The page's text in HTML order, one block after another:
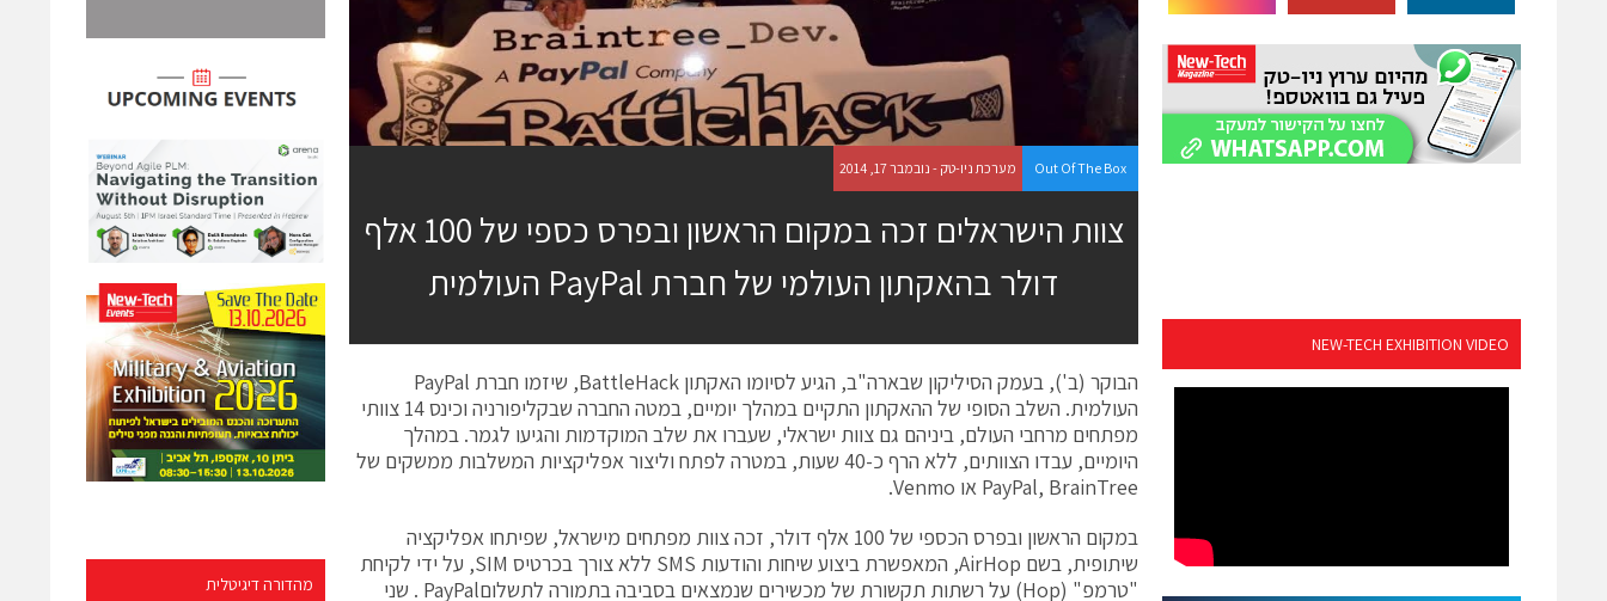
מהדורה דיגיטלית
Out Of The Box מערכת ניו-טק - נובמבר 17, 2014
צוות הישראלים זכה במקום הראשון ובפרס כספי של 100 אלף
דולר בהאקתון העולמי של חברת PayPal העולמית
הבוקר (ב'), בעמק הסיליקון שבארה"ב, הגיע לסיומו האקתון BattleHack, שיזמו חברת PayPal
העולמית. השלב הסופי של ההאקתון התקיים במהלך יומיים, במטה החברה שבקליפורניה וכינס 14 צוותי
מפתחים מרחבי העולם, ביניהם גם צוות ישראלי, שעברו את שלב המוקדמות והגיעו לגמר. במהלך
היומיים, עבדו הצוותים, ללא הרף כ-40 שעות, במטרה לפתח וליצור אפליקציות המשלבות ממשקים של
PayPal, BrainTree או Venmo.
במקום הראשון ובפרס הכספי של 100 אלף דולר, זכה צוות מפתחים מישראל, שפיתחו אפליקציה
שיתופית, בשם AirHop, המאפשרת ביצוע שיחות והודעות SMS ללא צורך בכרטיס SIM, על ידי לקיחת
"טרמפ" (Hop) על רשתות תקשורת של מכשירים שנמצאים בסביבה בתמורה לתשלוםPayPal . שני
NEW-TECH EXHIBITION VIDEO